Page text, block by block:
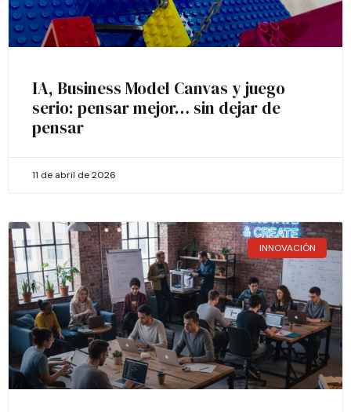
IA, Business Model Canvas y juego
serio: pensar mejor… sin dejar de
pensar
11 de abril de 2026
INNOVACIÓN